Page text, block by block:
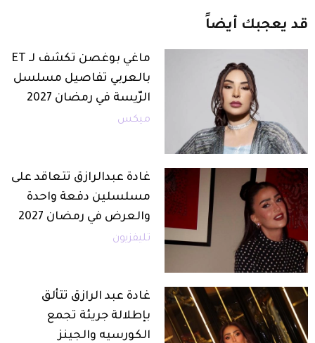
قد يعجبك أيضاً
ماغي بوغصن تكشف لـ ET
بالعربي تفاصيل مسلسل
الرّيسة في رمضان 2027
ميكس
غادة عبدالرازق تتعاقد على
مسلسلين دفعة واحدة
والعرض في رمضان 2027
تليفزيون
غادة عبد الرازق تتألق
بإطلالة جريئة تجمع
الكورسيه والجينز